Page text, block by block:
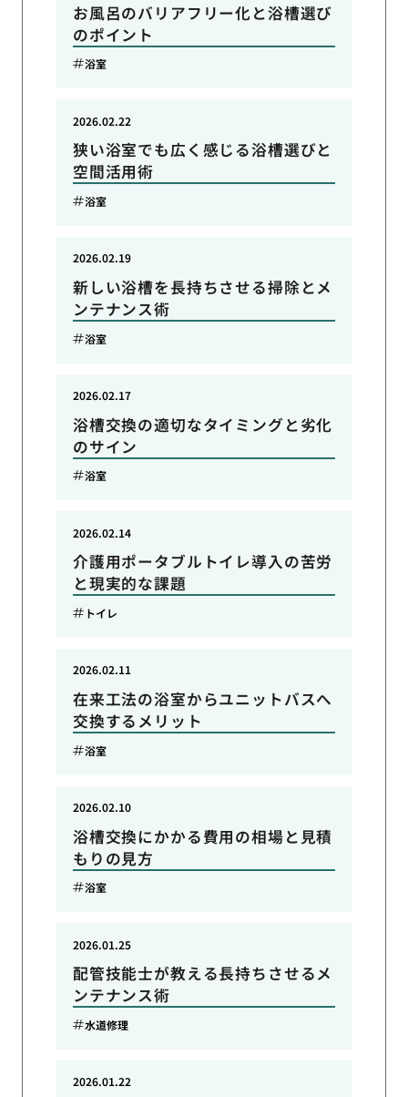
お風呂のバリアフリー化と浴槽選び
のポイント
浴室
狭い浴室でも広く感じる浴槽選びと
空間活用術
2026.02.22
浴室
新しい浴槽を長持ちさせる掃除とメ
ンテナンス術
2026.02.19
浴室
浴槽交換の適切なタイミングと劣化
のサイン
2026.02.17
浴室
介護用ポータブルトイレ導入の苦労
と現実的な課題
2026.02.14
トイレ
在来工法の浴室からユニットバスへ
交換するメリット
2026.02.11
浴室
浴槽交換にかかる費用の相場と見積
もりの見方
2026.02.10
浴室
配管技能士が教える長持ちさせるメ
ンテナンス術
2026.01.25
水道修理
2026.01.22